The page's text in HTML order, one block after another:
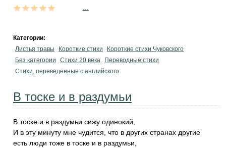
Категории:
Листья травы
Короткие стихи
Короткие стихи Чуковского
Без категории
Стихи 20 века
Переводные стихи
Стихи, переведённые с английского
В тоске и в раздумьи
В тоске и в раздумьи сижу одинокий,
И в эту минуту мне чудится, что в других странах другие
есть люди тоже в тоске и в раздумьи,